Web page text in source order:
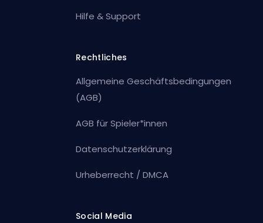
Hilfe & Support
Rechtliches
Allgemeine Geschäftsbedingungen
(AGB)
AGB für Spieler*innen
Datenschutzerklärung
Urheberrecht / DMCA
Social Media